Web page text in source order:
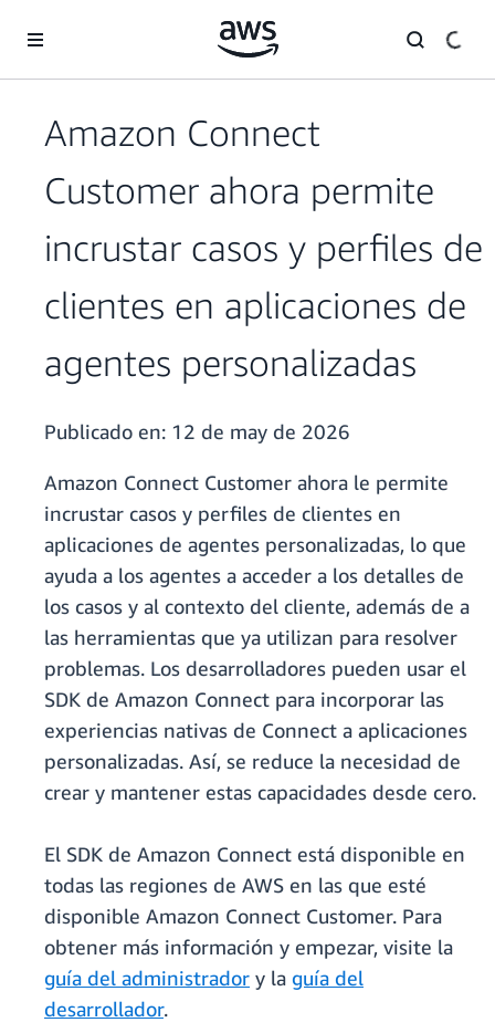
Amazon Connect
Customer ahora permite
incrustar casos y perfiles de
clientes en aplicaciones de
agentes personalizadas
Publicado en: 12 de may de 2026
Amazon Connect Customer ahora le permite
incrustar casos y perfiles de clientes en
aplicaciones de agentes personalizadas, lo que
ayuda a los agentes a acceder a los detalles de
los casos y al contexto del cliente, además de a
las herramientas que ya utilizan para resolver
problemas. Los desarrolladores pueden usar el
SDK de Amazon Connect para incorporar las
experiencias nativas de Connect a aplicaciones
personalizadas. Así, se reduce la necesidad de
crear y mantener estas capacidades desde cero.
El SDK de Amazon Connect está disponible en
todas las regiones de AWS en las que esté
disponible Amazon Connect Customer. Para
obtener más información y empezar, visite la
guía del administrador y la guía del
desarrollador.